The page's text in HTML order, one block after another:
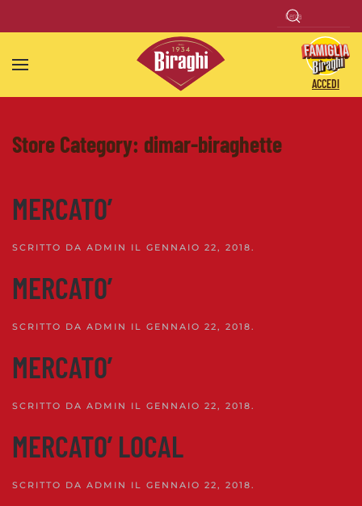
Skip to main content
ACCEDI
Store Category: dimar-biraghette
MERCATO’
SCRITTO DA ADMIN IL GENNAIO 22, 2018.
MERCATO’
SCRITTO DA ADMIN IL GENNAIO 22, 2018.
MERCATO’
SCRITTO DA ADMIN IL GENNAIO 22, 2018.
MERCATO’ LOCAL
SCRITTO DA ADMIN IL GENNAIO 22, 2018.